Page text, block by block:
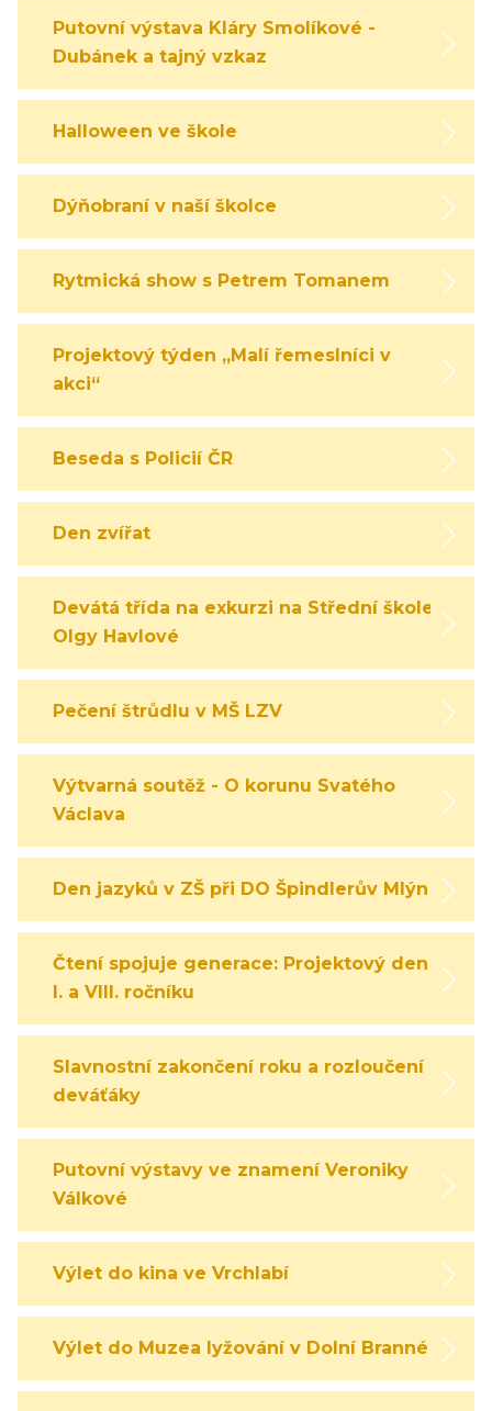
Putovní výstava Kláry Smolíkové -
Dubánek a tajný vzkaz
Halloween ve škole
Dýňobraní v naší školce
Rytmická show s Petrem Tomanem
Projektový týden „Malí řemeslníci v
akci“
Beseda s Policií ČR
Den zvířat
Devátá třída na exkurzi na Střední škole
Olgy Havlové
Pečení štrůdlu v MŠ LZV
Výtvarná soutěž - O korunu Svatého
Václava
Den jazyků v ZŠ při DO Špindlerův Mlýn
Čtení spojuje generace: Projektový den
I. a VIII. ročníku
Slavnostní zakončení roku a rozloučení s
deváťáky
Putovní výstavy ve znamení Veroniky
Válkové
Výlet do kina ve Vrchlabí
Výlet do Muzea lyžování v Dolní Branné